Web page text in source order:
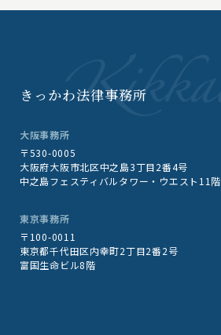
きっかわ法律事務所
大阪事務所
〒530-0005
大阪府大阪市北区中之島3丁目2番4号
中之島フェスティバルタワー・ウエスト11階
東京事務所
〒100-0011
東京都千代田区内幸町2丁目2番2号
富国生命ビル8階